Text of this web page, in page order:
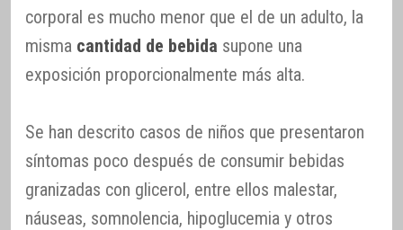
corporal es mucho menor que el de un adulto, la
misma cantidad de bebida supone una
exposición proporcionalmente más alta.
Se han descrito casos de niños que presentaron
síntomas poco después de consumir bebidas
granizadas con glicerol, entre ellos malestar,
náuseas, somnolencia, hipoglucemia y otros